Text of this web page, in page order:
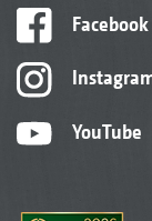
Facebook
YouTube